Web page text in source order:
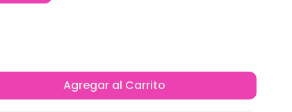
Agregar al Carrito